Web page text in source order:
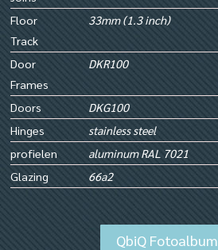
Floor
Track
33mm (1.3 inch)
Door
Frames
DKR100
Doors
DKG100
Hinges
stainless steel
profielen
aluminum RAL 7021
Glazing
66a2
QbiQ Fotoalbum